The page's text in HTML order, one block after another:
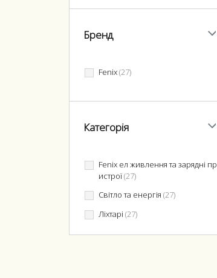
Бренд
Fenix(27)
Категорія
Fenix ел живлення та зарядні пр
истрої(27)
Світло та енергія (27)
Ліхтарі (27)